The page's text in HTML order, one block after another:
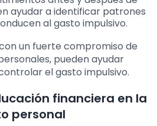
ayudar a identificar patrones
al gasto impulsivo.
un fuerte compromiso de
pueden ayudar
el gasto impulsivo.
financiera en la
personal